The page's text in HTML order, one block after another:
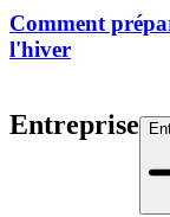
Comment
l'hiver
Entreprise